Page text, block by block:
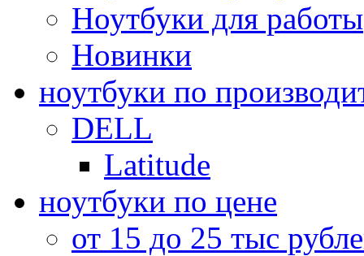
Ноутбуки для работы
Новинки
ноутбуки по
DELL
Latitude
ноутбуки по цене
от 15 до 25 тыс